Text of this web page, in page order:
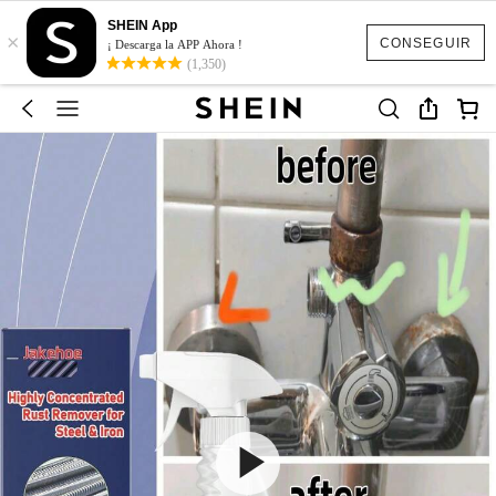
CONSEGUIR
×
SHEIN App
¡ Descarga la APP Ahora !
(1,350)